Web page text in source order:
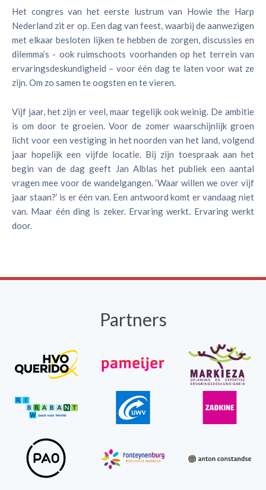
Het congres van het eerste lustrum van Howie the Harp
Nederland zit er op. Een dag van feest, waarbij de aanwezigen
met elkaar besloten lijken te hebben de zorgen, discussies en
dilemma’s - ook ruimschoots voorhanden op het terrein van
ervaringsdeskundigheid – voor één dag te laten voor wat ze
zijn. Om zo samen te oogsten en te vieren.
Vijf jaar, het zijn er veel, maar tegelijk ook weinig. De ambitie
is om door te groeien. Voor de zomer waarschijnlijk groen
licht voor een vestiging in het noorden van het land, volgend
jaar hopelijk een vijfde locatie. Bij zijn toespraak aan het
begin van de dag geeft Jan Alblas het publiek een aantal
vragen mee voor de wandelgangen. ‘Waar willen we over vijf
jaar staan?’ is er één van. Een antwoord komt er vandaag niet
van. Maar één ding is zeker. Ervaring werkt. Ervaring werkt
door.
Partners